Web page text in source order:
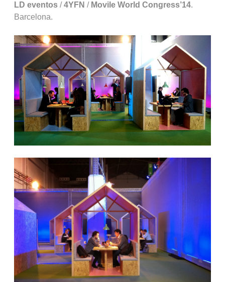
LD eventos /4YFN / Movile World Congress’14.
Barcelona.